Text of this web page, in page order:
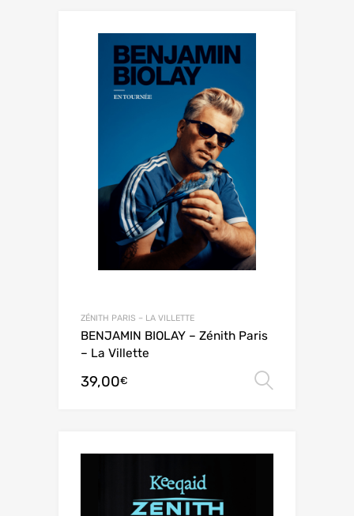
ZÉNITH PARIS – LA VILLETTE
BENJAMIN BIOLAY – Zénith Paris
– La Villette
39,00€